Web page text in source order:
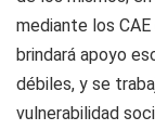
mediante los
brindará apoyo
débiles, y se
vulnerabilidad